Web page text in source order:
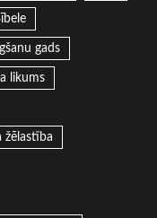
gads
likums
žēlastība